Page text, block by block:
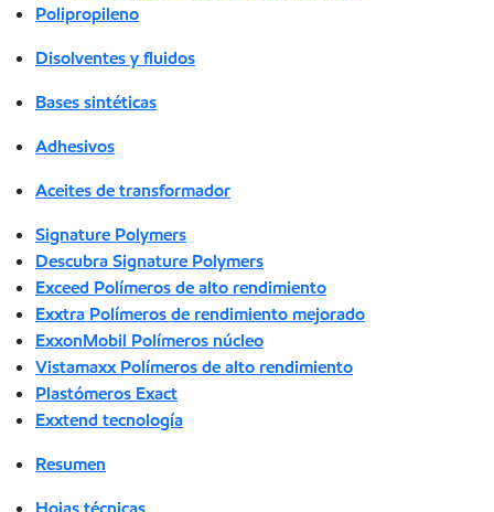
Polipropileno
Disolventes y fluidos
Bases sintéticas
Adhesivos
Aceites de transformador
Signature Polymers
Descubra Signature Polymers
Exceed Polímeros de alto rendimiento
Exxtra Polímeros de rendimiento mejorado
ExxonMobil Polímeros núcleo
Vistamaxx Polímeros de alto rendimiento
Plastómeros Exact
Exxtend tecnología
Resumen